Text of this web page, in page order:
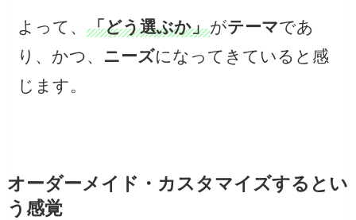
よって、「どう選ぶか」がテーマであ
り、かつ、 ニーズになってきていると感
じます。
オーダーメイド・カスタマイズするとい
う感覚